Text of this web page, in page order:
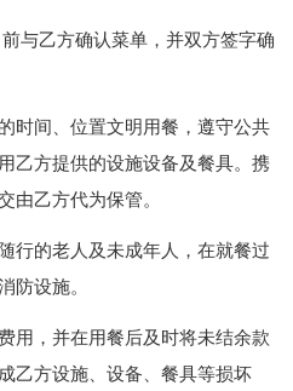
乙方确认菜单，并双方签字确
间、位置文明用餐，遵守公共
乙方提供的设施设备及餐具。携
由乙方代为保管。
的老人及未成年人，在就餐过
防设施。
，并在用餐后及时将未结余款
乙方设施、设备、餐具等损坏